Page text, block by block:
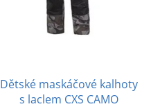
Dětské maskáčové kalhoty
s laclem CXS CAMO